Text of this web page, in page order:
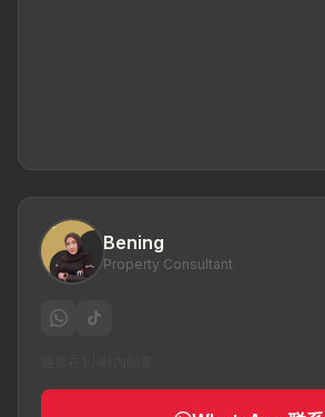
Bening
Property Consultant